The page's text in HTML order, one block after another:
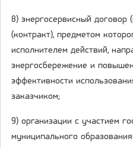
8) энергосервисный договор
(контракт), предметом
исполнителем действий,
энергосбережение и
эффективности
заказчиком;
9) организации с участием
муниципального